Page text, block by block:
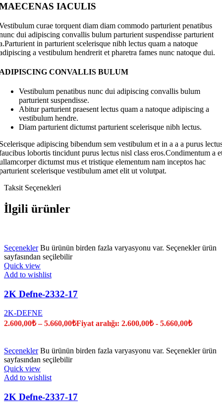
IACULIS
curae torquent diam diam commodo parturient penatibus
dui adipiscing convallis bulum parturient suspendisse parturient
in parturient scelerisque nibh lectus quam a natoque
a vestibulum hendrerit et pharetra fames nunc natoque dui.
CONVALLIS BULUM
Vestibulum penatibus nunc dui adipiscing convallis bulum
parturient suspendisse.
Abitur parturient praesent lectus quam a natoque adipiscing a
vestibulum hendre.
Diam parturient dictumst parturient scelerisque nibh lectus.
adipiscing bibendum sem vestibulum et in a a a purus
lobortis tincidunt purus lectus nisl class eros.Condimentum a
dictumst mus et tristique elementum nam inceptos hac
scelerisque vestibulum amet elit ut volutpat.
Taksit Seçenekleri
İlgili ürünler
Seçenekler Bu ürünün birden fazla varyasyonu var. Seçenekler ürün
sayfasından seçilebilir
Quick view
Add to wishlist
2K Defne-2332-17
2K-DEFNE
2.600,00₺ –5.660,00₺Fiyat aralığı: 2.600,00₺ - 5.660,00₺
Seçenekler Bu ürünün birden fazla varyasyonu var. Seçenekler ürün
sayfasından seçilebilir
Quick view
Add to wishlist
2K Defne-2337-17